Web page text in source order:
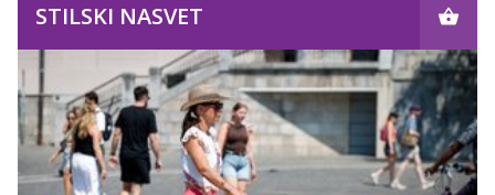
STILSKI NASVET